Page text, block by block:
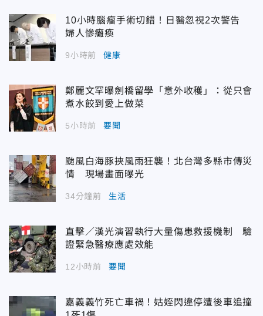
10小時腦瘤手術切錯！日醫忽視2次警告
婦人慘癱瘓
9小時前 健康
鄭麗文罕曝劍橋留學「意外收穫」：從只會
煮水餃到愛上做菜
5小時前 要聞
颱風白海豚挾風雨狂襲！北台灣多縣市傳災
情 現場畫面曝光
34分鐘前 生活
直擊／漢光演習執行大量傷患救援機制 驗
證緊急醫療應處效能
12小時前 要聞
嘉義義竹死亡車禍！姑姪閃違停遭後車追撞